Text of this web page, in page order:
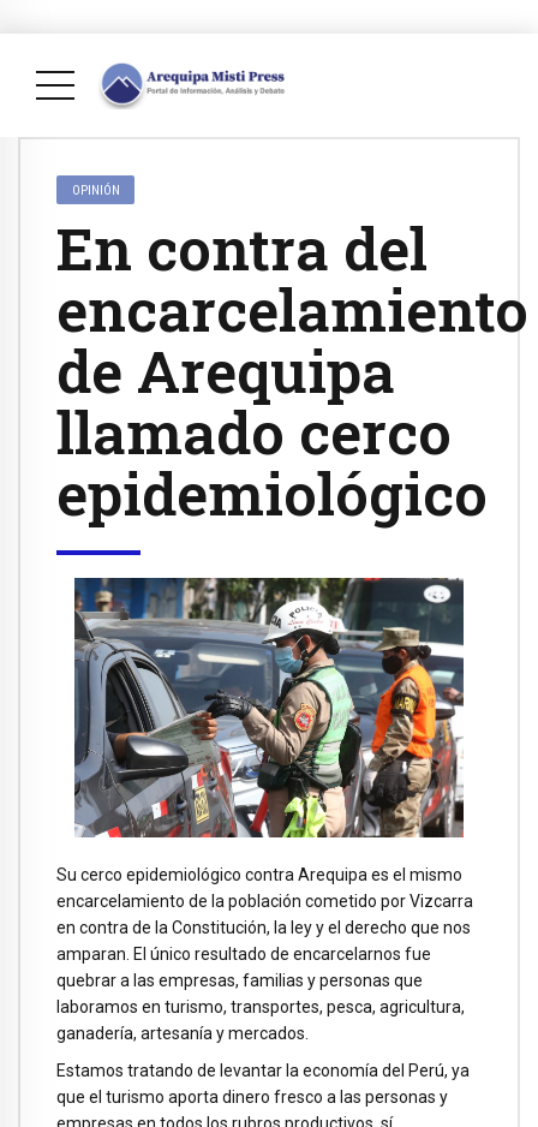
OPINIÓN
En contra del
encarcelamiento
de Arequipa
llamado cerco
epidemiológico
Su cerco epidemiológico contra Arequipa es el mismo
encarcelamiento de la población cometido por Vizcarra
en contra de la Constitución, la ley y el derecho que nos
amparan. El único resultado de encarcelarnos fue
quebrar a las empresas, familias y personas que
laboramos en turismo, transportes, pesca, agricultura,
ganadería, artesanía y mercados.
Estamos tratando de levantar la economía del Perú, ya
que el turismo aporta dinero fresco a las personas y
empresas en todos los rubros productivos, sí,